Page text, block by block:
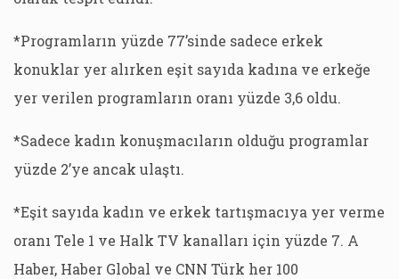
*Programların yüzde 77’sinde sadece erkek
konuklar yer alırken eşit sayıda kadına ve erkeğe
yer verilen programların oranı yüzde 3,6 oldu.
*Sadece kadın konuşmacıların olduğu programlar
yüzde 2’ye ancak ulaştı.
*Eşit sayıda kadın ve erkek tartışmacıya yer verme
oranı Tele 1 ve Halk TV kanalları için yüzde 7. A
Haber, Haber Global ve CNN Türk her 100